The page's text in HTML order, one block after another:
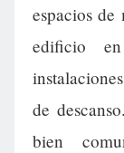
espacios de
edificio
de
bien